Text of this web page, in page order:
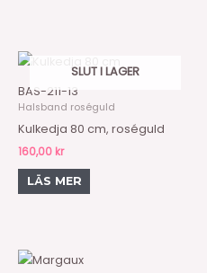
SLUT I LAGER
BAS-211-13
Halsband roséguld
Kulkedja 80 cm, roséguld
160,00 kr
LÄS MER